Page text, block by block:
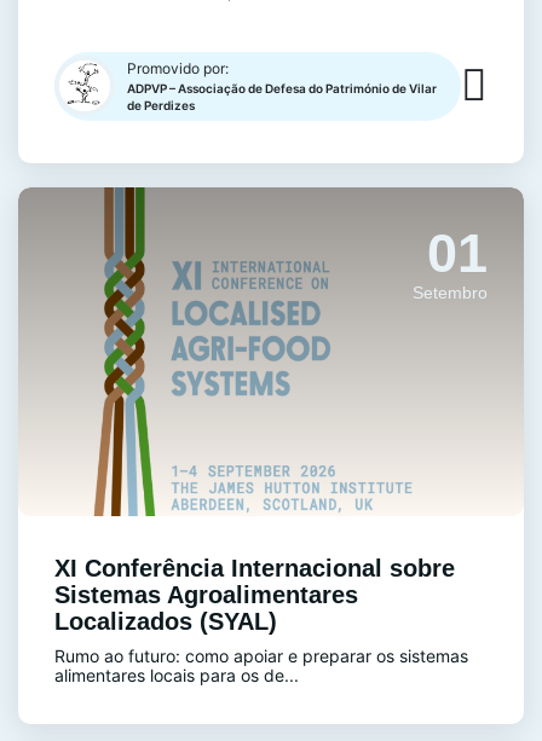
Promovido por:
ADPVP – Associação de Defesa do Património de Vilar
de Perdizes
01
Setembro
XI Conferência Internacional sobre
Sistemas Agroalimentares
Localizados (SYAL)
Rumo ao futuro: como apoiar e preparar os sistemas
alimentares locais para os de...